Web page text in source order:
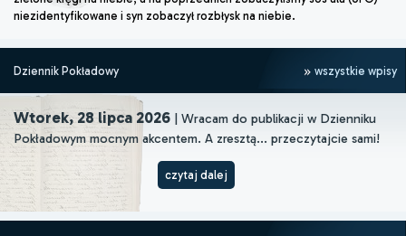
niezidentyfikowane i syn zobaczył rozbłysk na niebie.
Dziennik Pokładowy wszystkie wpisy
Wtorek, 28 lipca 2026 | Wracam do publikacji w Dzienniku
Pokładowym mocnym akcentem. A zresztą... przeczytajcie sami!
czytaj dalej